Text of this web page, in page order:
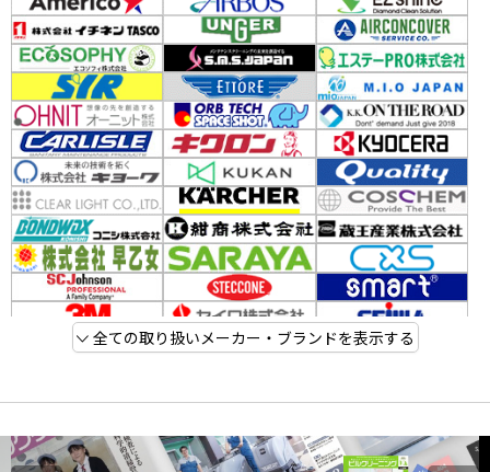
全ての取り扱いメーカー・ブランドを表示する